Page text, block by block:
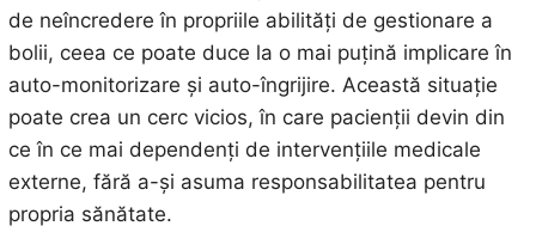
de neîncredere în propriile abilități de gestionare a
bolii, ceea ce poate duce la o mai puțină implicare în
auto-monitorizare și auto-îngrijire. Această situație
poate crea un cerc vicios, în care pacienții devin din
ce în ce mai dependenți de intervențiile medicale
externe, fără a-și asuma responsabilitatea pentru
propria sănătate.